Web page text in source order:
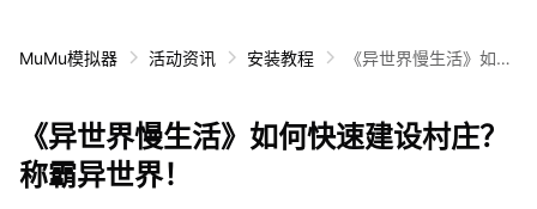
MuMu模拟器 活动资讯 安装教程
《异世界慢生活》如何
《异世界慢生活》如何快速建设村庄？
称霸异世界！